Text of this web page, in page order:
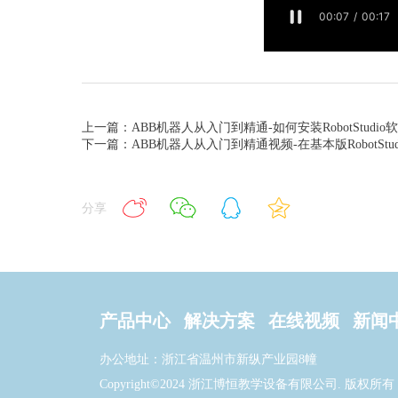
上一篇：ABB机器人从入门到精通-如何安装RobotStudio
下一篇：ABB机器人从入门到精通视频-在基本版
分享
产品中心 解决方案 在线视频 新闻
办公地址：浙江省温州市新纵产业园8幢
Copyright©2024 浙江博恒教学设备有限公司. 版权所有